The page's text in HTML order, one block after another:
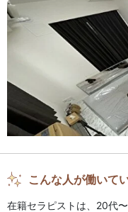
こんな人が働いて
在籍セラピストは、20代